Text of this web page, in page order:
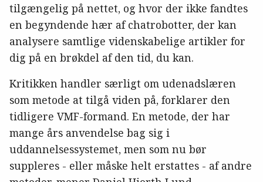
tilgængelig på nettet, og hvor der ikke fandtes
en begyndende hær af chatrobotter, der kan
analysere samtlige videnskabelige artikler for
dig på en brøkdel af den tid, du kan.
Kritikken handler særligt om udenadslæren
som metode at tilgå viden på, forklarer den
tidligere VMF-formand. En metode, der har
mange års anvendelse bag sig i
uddannelsessystemet, men som nu bør
suppleres - eller måske helt erstattes - af andre